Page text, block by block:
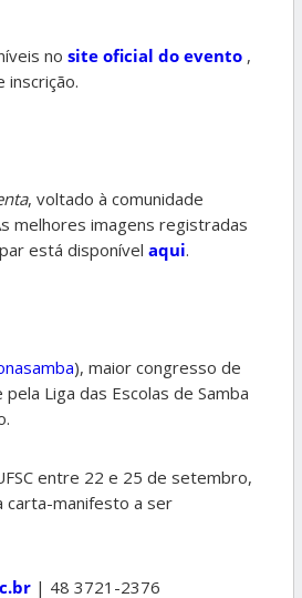
no site oficial do evento ,
inscrição.
, voltado à comunidade
melhores imagens registradas
está disponível aqui.
), maior congresso de
Liga das Escolas de Samba
entre 22 e 25 de setembro,
carta-manifesto a ser
| 48 3721-2376